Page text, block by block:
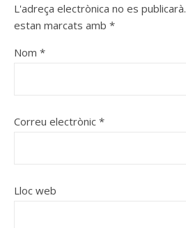
L'adreça electrònica no es publicarà.
estan marcats amb *
Nom *
Correu electrònic *
Lloc web